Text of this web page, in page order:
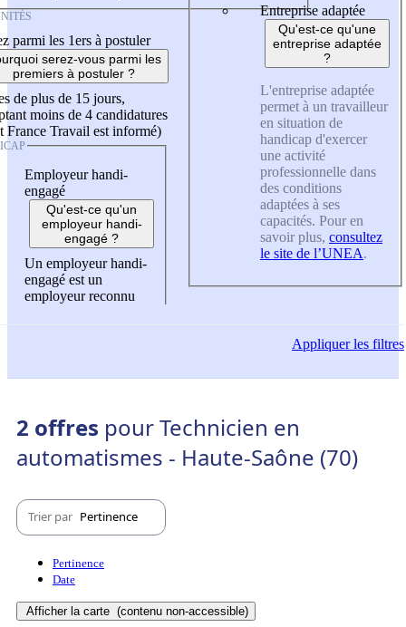
parmi les 1ers à postuler
serez-vous parmi les
premiers à postuler ?
de plus de 15 jours,
moins de 4 candidatures
France Travail est informé)
Employeur handi-
engagé
Qu'est-ce qu'un
employeur handi-
engagé ?
Un employeur handi-
engagé est un
employeur reconnu
Entreprise adaptée
Qu'est-ce qu'une
entreprise adaptée
?
L'entreprise adaptée
permet à un travailleur
en situation de
handicap d'exercer
une activité
professionnelle dans
des conditions
adaptées à ses
capacités. Pour en
savoir plus, consultez
le site de l’UNEA.
Appliquerles filtres
2 offres pour Technicien en
automatismes - Haute-Saône (70)
Trier par Pertinence
Pertinence
Date
Afficher la carte (contenu non-accessible)